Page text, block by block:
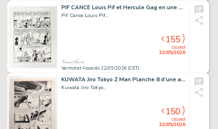
PIF CANCE Louis Pif et Hercule Gag en une planche (6) Planche...
Pif Cance Louis Pif...
Vermot et Associés 22/05/2026 (CET)
closed
22/05/2026
€155
KUWATA Jiro Tokyo Z Man Planche 8 d’une aventure réalisée...
Kuwata Jiro Tokyo...
closed
22/05/2026
€150